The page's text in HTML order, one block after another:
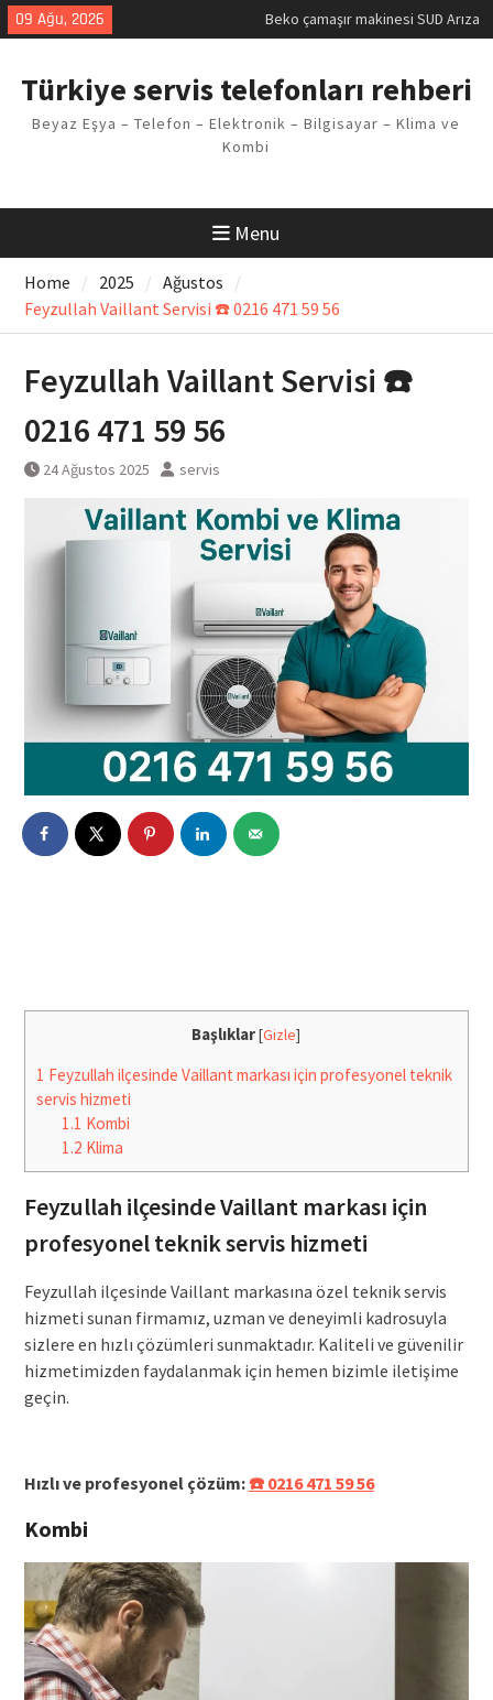
Skip
to
09 Ağu, 2026
Beko çamaşır makinesi SUD Arıza
Kodu
Kodu
Arızası Çözümü
E02 Arıza Kodu Regal kombi
Viessmann kombi F3 Hatası
Çözüm Yöntemleri
Türkiye servis telefonları rehberi
Beyaz Eşya – Telefon – Elektronik – Bilgisayar – Klima ve
Kombi
Menu
Home 2025
Ağustos
Feyzullah Vaillant Servisi ☎️ 0216 471 59 56
Feyzullah Vaillant Servisi ☎️
0216 471 59 56
24 Ağustos 2025 servis
Başlıklar[Gizle]
1 Feyzullah ilçesinde Vaillant markası için profesyonel teknik
servis hizmeti
1.1 Kombi
1.2 Klima
Feyzullah ilçesinde Vaillant markası için
profesyonel teknik servis hizmeti
Feyzullah ilçesinde Vaillant markasına özel teknik servis
hizmeti sunan firmamız, uzman ve deneyimli kadrosuyla
sizlere en hızlı çözümleri sunmaktadır. Kaliteli ve güvenilir
hizmetimizden faydalanmak için hemen bizimle iletişime
geçin.
Hızlı ve profesyonel çözüm:☎️ 0216 471 59 56
Kombi